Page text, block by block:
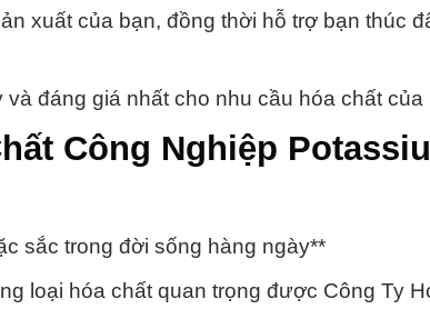
xuất của bạn, đồng thời hỗ trợ bạn thúc
đáng giá nhất cho nhu cầu hóa chất của
Công Nghiệp
sắc trong đời sống hàng ngày**
loại hóa chất quan trọng được Công Ty